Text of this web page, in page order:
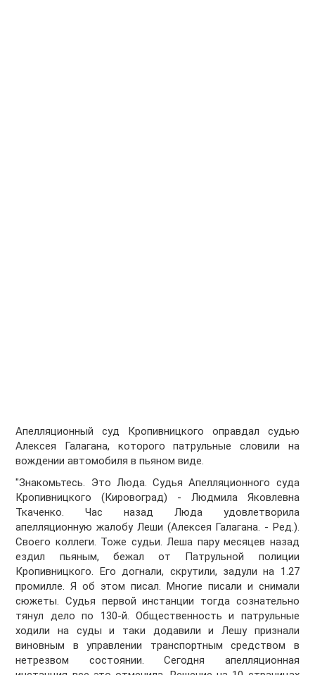
Апелляционный суд Кропивницкого оправдал судью
Алексея Галагана, которого патрульные словили на
вождении автомобиля в пьяном виде.
"Знакомьтесь. Это Люда. Судья Апелляционного суда
Кропивницкого (Кировоград) - Людмила Яковлевна
Ткаченко. Час назад Люда удовлетворила
апелляционную жалобу Леши (Алексея Галагана. - Ред.).
Своего коллеги. Тоже судьи. Леша пару месяцев назад
ездил пьяным, бежал от Патрульной полиции
Кропивницкого. Его догнали, скрутили, задули на 1.27
промилле. Я об этом писал. Многие писали и снимали
сюжеты. Судья первой инстанции тогда сознательно
тянул дело по 130-й. Общественность и патрульные
ходили на суды и таки додавили и Лешу признали
виновным в управлении транспортным средством в
нетрезвом состоянии. Сегодня апелляционная